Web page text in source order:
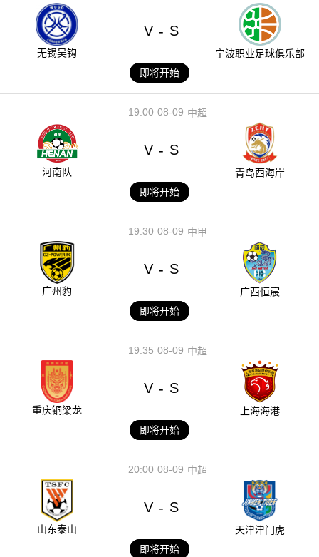
无锡吴钩
V - S
宁波职业足球俱乐部
即将开始
08-09
19:00 中超
河南队
V - S
青岛西海岸
即将开始
08-09
19:30 中甲
广州豹
V - S
广西恒宸
即将开始
08-09
19:35 中超
重庆铜梁龙
V - S
上海海港
即将开始
08-09
20:00 中超
山东泰山
V - S
天津津门虎
即将开始